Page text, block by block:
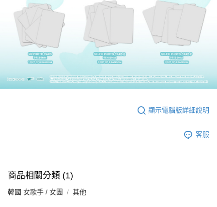
顯示電腦版詳細說明
客服
商品相關分類 (1)
韓國 女歌手 / 女團 其他